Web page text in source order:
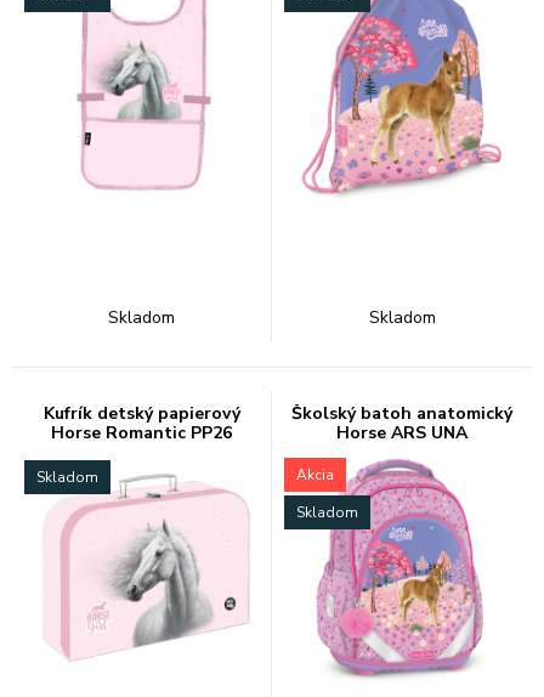
Skladom Skladom
Kufrík detský papierový
Horse Romantic PP26
Skladom
Školský batoh anatomický
Horse ARS UNA
Akcia
Skladom